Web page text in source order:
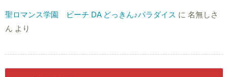
聖ロマンス学園 ビーチ DA どっきん♪パラダイス に 名無しさ
ん より